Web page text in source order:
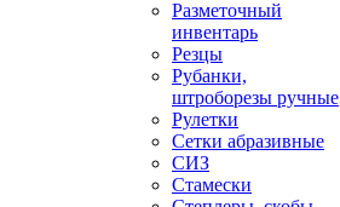
Разметочный
инвентарь
Резцы
Рубанки,
штроборезы ручные
Рулетки
Сетки абразивные
СИЗ
Стамески